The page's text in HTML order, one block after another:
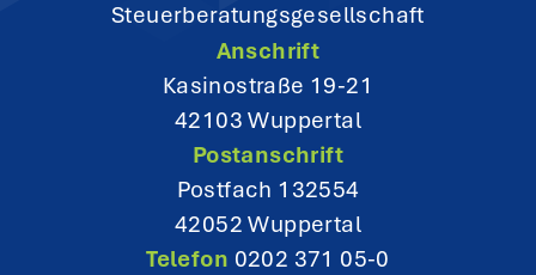
Steuerberatungsgesellschaft
Anschrift
Kasinostraße 19-21
42103 Wuppertal
Postanschrift
Postfach 132554
42052 Wuppertal
Telefon 0202 371 05-0